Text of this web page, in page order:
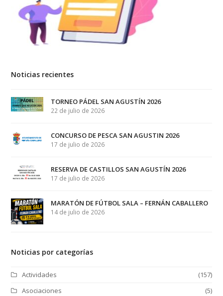
Noticias recientes
TORNEO PÁDEL SAN AGUSTÍN 2026
22 de julio de 2026
CONCURSO DE PESCA SAN AGUSTIN 2026
17 de julio de 2026
RESERVA DE CASTILLOS SAN AGUSTÍN 2026
17 de julio de 2026
MARATÓN DE FÚTBOL SALA – FERNÁN CABALLERO
14 de julio de 2026
Noticias por categorías
Actividades
(157)
Asociaciones
(5)